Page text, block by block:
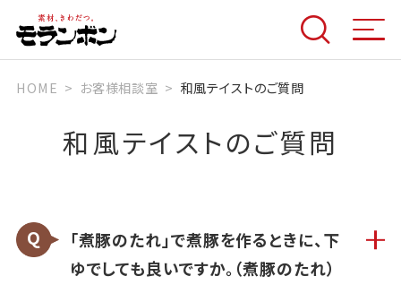
HOME お客様相談室 和風テイストのご質問
和風テイストのご質問
「煮豚のたれ」で煮豚を作るときに、下
ゆでしても良いですか。（煮豚のたれ）